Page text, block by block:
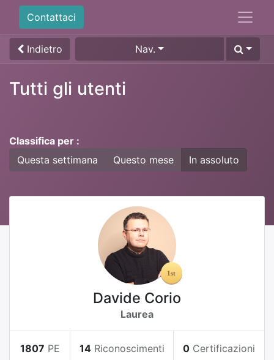
Contattaci
Indietro Nav.
Tutti gli utenti
Classifica per :
Questa settimana
Questo mese In assoluto
Davide Corio
Laurea
1807 PE 14 Riconoscimenti 0 Certificazioni